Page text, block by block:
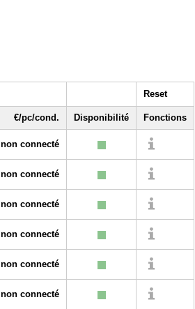
Reset
€/pc/cond. Disponibilité Fonctions
non connecté
non connecté
non connecté
non connecté
non connecté
non connecté